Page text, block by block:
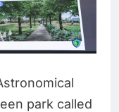
park called